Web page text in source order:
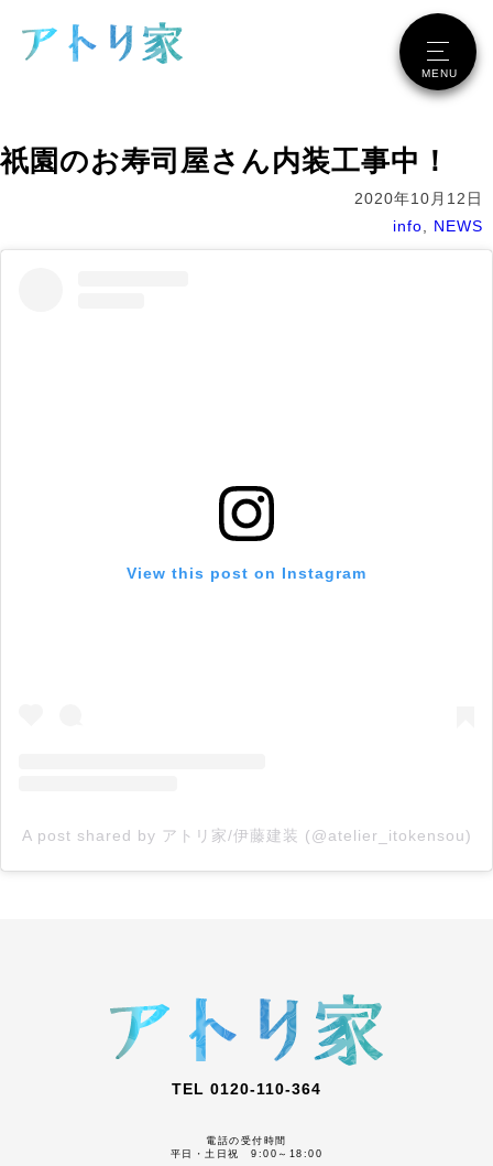
MENU
祇園のお寿司屋さん内装工事中！
2020年10月12日
info, NEWS
View this post on Instagram
A post shared by アトリ家/伊藤建装 (@atelier_itokensou)
TEL 0120-110-364
電話の受付時間
平日・土日祝 9:00～18:00